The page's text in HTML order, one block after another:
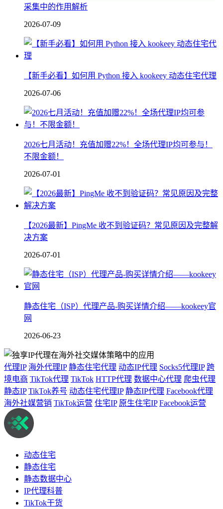
采集中的作用解析
2026-07-09
【新手必看】如何用 Python 接入 kookeey 动态住宅代理
2026-07-06
2026七月活动！充值加赠22%！全场代理IP均可参与！
不限金额！
2026-07-01
【2026最新】PingMe 收不到验证码？常见原因及完整解
决方案
2026-07-01
静态住宅（ISP）代理产品-购买详情介绍——kookeey官
网
2026-06-23
代理IP 海外代理IP 静态住宅代理 动态IP代理 Socks5代理IP 跨
境电商 TikTok代理 TikTok HTTP代理 数据中心代理 爬虫代理
静态IP TikTok养号 动态住宅代理IP 静态IP代理 Facebook代理
海外社媒营销 TikTok运营 住宅IP 原生住宅IP Facebook运营
动态住宅
静态住宅
静态数据中心
IP代理科普
TikTok干货